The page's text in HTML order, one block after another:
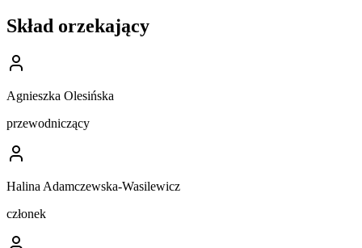
Skład orzekający
Agnieszka Olesińska
przewodniczący
Halina Adamczewska-Wasilewicz
członek